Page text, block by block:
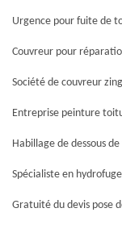
Urgence pour fuite de
Couvreur pour
Société de couvreur
Entreprise peinture
Habillage de dessous
Spécialiste en
Gratuité du devis pose